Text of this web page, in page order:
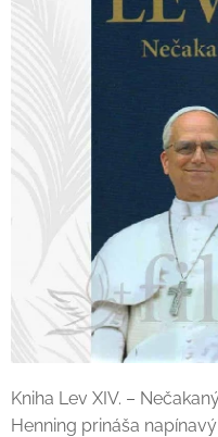
Kniha Lev XIV. –
Henning prináša